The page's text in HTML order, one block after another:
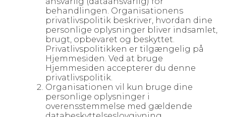
behandlingen. Organisationens
privatlivspolitik beskriver, hvordan dine
personlige oplysninger bliver indsamlet,
brugt, opbevaret og beskyttet.
Privatlivspolitikken er tilgængelig på
Hjemmesiden. Ved at bruge
Hjemmesiden accepterer du denne
privatlivspolitik.
Organisationen vil kun bruge dine
personlige oplysninger i
overensstemmelse med gældende